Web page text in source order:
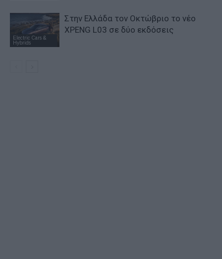
Electric Cars &
Hybrids
Στην Ελλάδα τον Οκτώβριο το νέο
XPENG L03 σε δύο εκδόσεις